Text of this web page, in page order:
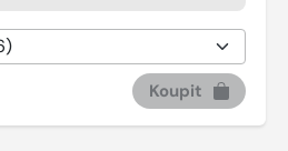
Koupit